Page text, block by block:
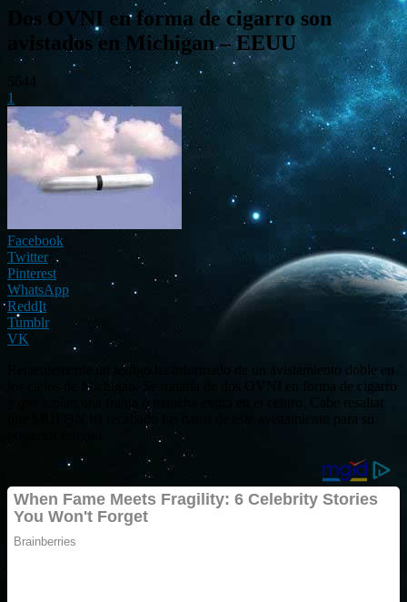
Dos OVNI en forma de cigarro son
avistados en Michigan – EEUU
1
Facebook
Twitter
Pinterest
WhatsApp
ReddIt
Tumblr
VK
Recientemente un testigo ha informado de un avistamiento doble en
los cielos de Michigan. Se trataría de dos OVNI en forma de cigarro
y que tenían una franja o mancha engra en el centro. Cabe resaltar